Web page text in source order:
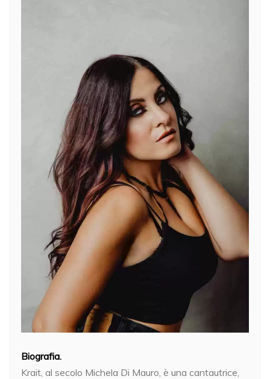
Biografia.
Krait, al secolo Michela Di Mauro, è una cantautrice,